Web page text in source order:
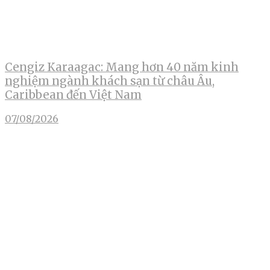
Cengiz Karaagac: Mang hơn 40 năm kinh
nghiệm ngành khách sạn từ châu Âu,
Caribbean đến Việt Nam
07/08/2026